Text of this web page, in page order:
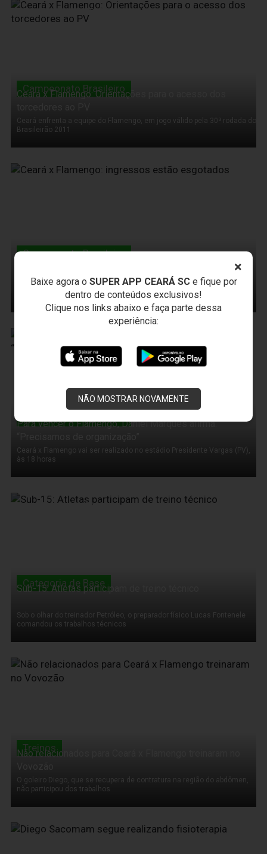
×
Baixe agora o SUPER APP CEARÁ SCe fique por
dentro de conteúdos exclusivos!
Clique nos links abaixo e faça parte dessa
experiência:
NÃO MOSTRAR NOVAMENTE
15 de Outubro de 2011
Campeonato Brasileiro
Ceará x Flamengo: Orientações para o acesso dos
Ceará enfrenta a equipe do Flamengo, em jogo válido pela 30ª rodada do
Brasileirão 2011
14 de Outubro de 2011
Campeonato Brasileiro
Com o encerramento das vendas, a diretoria alvinegra informa ao
torcedor que estiver sem ingresso que não vá ao estádio
Para vencer o Flamengo, Daniel Marques afirma:
Ceará x Flamengo vai ser realizado no estádio Presidente Vargas (PV),
às 18 horas
14 de Outubro de 2011
Categoria de Base
Sub-15: Atletas participam de treino técnico
Sob o olhar do treinador Petróleo, o preparador físico Lucas Fontenele
comandou os trabalhos técnicos
14 de Outubro de 2011
Treinos
Não relacionados para Ceará x Flamengo treinaram no
O goleiro Diego, que se recupera de contratura na região do abdômen,
não participou dos trabalhos
14 de Outubro de 2011